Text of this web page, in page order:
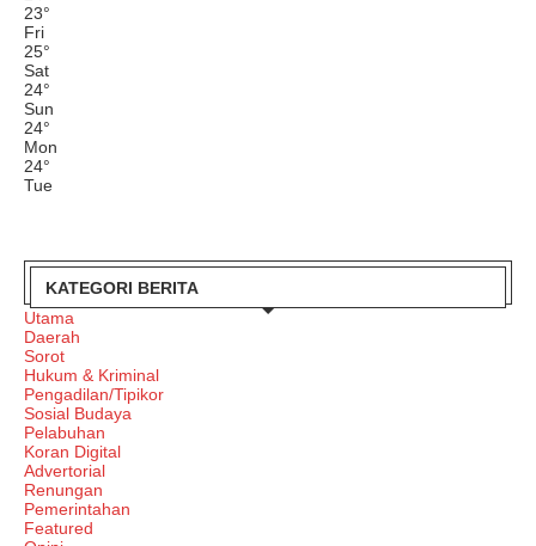
23°
Fri
25°
Sat
24°
Sun
24°
Mon
24°
Tue
KATEGORI BERITA
Utama
Daerah
Sorot
Hukum & Kriminal
Pengadilan/Tipikor
Sosial Budaya
Pelabuhan
Koran Digital
Advertorial
Renungan
Pemerintahan
Featured